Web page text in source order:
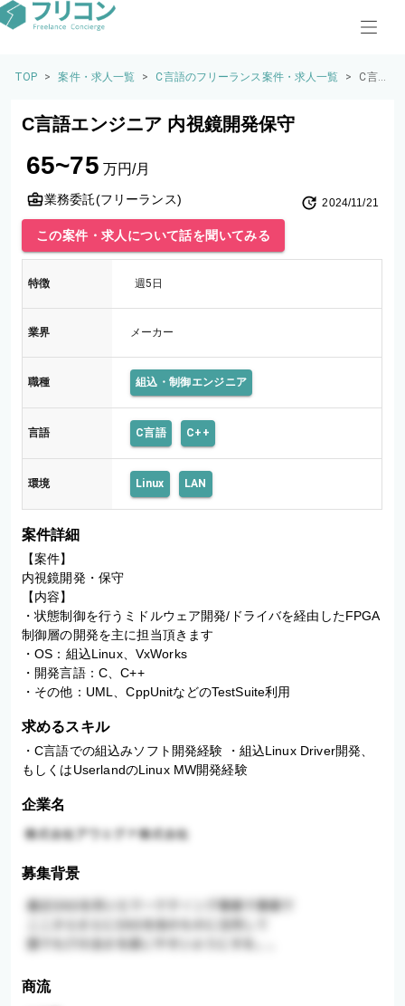
TOP > 案件・求人一覧 > C言語のフリーランス案件・求人一覧 >
C言
C言語エンジニア 内視鏡開発保守
65~75 万円/月
業務委託(フリーランス) 2024/11/21
この案件・求人について話を聞いてみる
特徴 週5日
業界 メーカー
職種 組込・制御エンジニア
言語 C言語 C++
環境 Linux LAN
案件詳細
【案件】
内視鏡開発・保守
【内容】
・状態制御を行うミドルウェア開発/ドライバを経由したFPGA
制御層の開発を主に担当頂きます
・OS：組込Linux、VxWorks
・開発言語：C、C++
・その他：UML、CppUnitなどのTestSuite利用
求めるスキル
・C言語での組込みソフト開発経験 ・組込Linux Driver開発、
もしくはUserlandのLinux MW開発経験
企業名
募集背景
商流